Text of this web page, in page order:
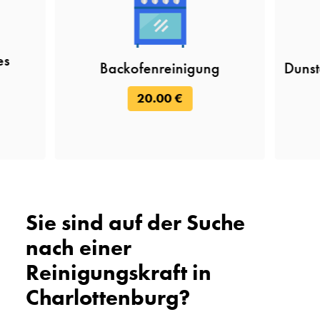
Backofenreinigung
20.00 €
Sie sind auf der Suche
nach einer
Reinigungskraft in
Charlottenburg?